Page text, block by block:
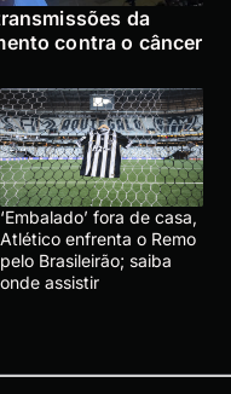
da
contra o câncer
‘Embalado’ fora de casa,
Atlético enfrenta o Remo
pelo Brasileirão; saiba
onde assistir